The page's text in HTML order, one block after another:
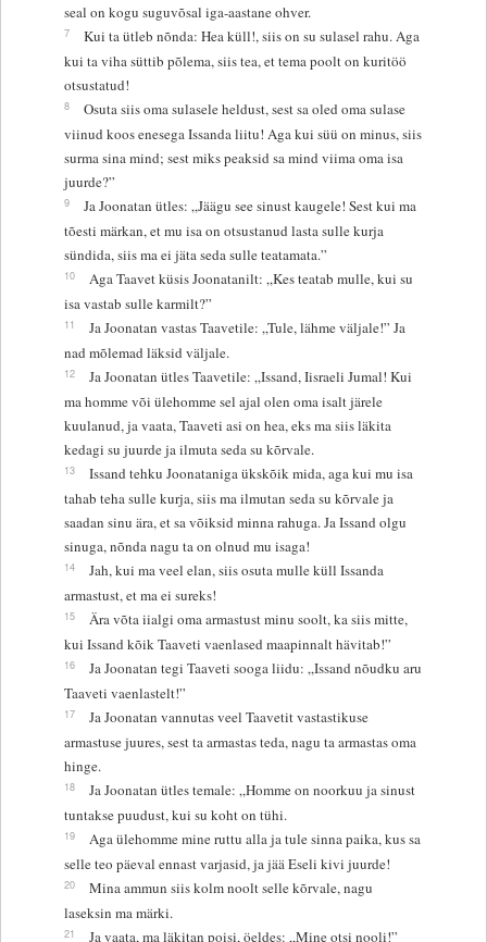
seal on kogu suguvõsal iga-aastane ohver.
7
Kui ta ütleb nõnda: Hea küll!, siis on su sulasel rahu. Aga
kui ta viha süttib põlema, siis tea, et tema poolt on kuritöö
otsustatud!
8
Osuta siis oma sulasele heldust, sest sa oled oma sulase
viinud koos enesega Issanda liitu! Aga kui süü on minus, siis
surma sina mind; sest miks peaksid sa mind viima oma isa
juurde?”
9
Ja Joonatan ütles: „Jäägu see sinust kaugele! Sest kui ma
tõesti märkan, et mu isa on otsustanud lasta sulle kurja
sündida, siis ma ei jäta seda sulle teatamata.”
10
Aga Taavet küsis Joonatanilt: „Kes teatab mulle, kui su
isa vastab sulle karmilt?”
11
Ja Joonatan vastas Taavetile: „Tule, lähme väljale!” Ja
nad mõlemad läksid väljale.
12
Ja Joonatan ütles Taavetile: „Issand, Iisraeli Jumal! Kui
ma homme või ülehomme sel ajal olen oma isalt järele
kuulanud, ja vaata, Taaveti asi on hea, eks ma siis läkita
kedagi su juurde ja ilmuta seda su kõrvale.
13
Issand tehku Joonataniga ükskõik mida, aga kui mu isa
tahab teha sulle kurja, siis ma ilmutan seda su kõrvale ja
saadan sinu ära, et sa võiksid minna rahuga. Ja Issand olgu
sinuga, nõnda nagu ta on olnud mu isaga!
14
Jah, kui ma veel elan, siis osuta mulle küll Issanda
armastust, et ma ei sureks!
15
Ära võta iialgi oma armastust minu soolt, ka siis mitte,
kui Issand kõik Taaveti vaenlased maapinnalt hävitab!”
16
Ja Joonatan tegi Taaveti sooga liidu: „Issand nõudku aru
Taaveti vaenlastelt!”
17
Ja Joonatan vannutas veel Taavetit vastastikuse
armastuse juures, sest ta armastas teda, nagu ta armastas oma
hinge.
18
Ja Joonatan ütles temale: „Homme on noorkuu ja sinust
tuntakse puudust, kui su koht on tühi.
19
Aga ülehomme mine ruttu alla ja tule sinna paika, kus sa
selle teo päeval ennast varjasid, ja jää Eseli kivi juurde!
20
Mina ammun siis kolm noolt selle kõrvale, nagu
laseksin ma märki.
21 Ja vaata, ma läkitan poisi, öeldes: „Mine otsi nooli!”